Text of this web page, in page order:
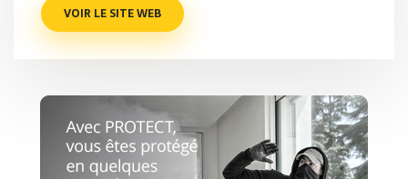
VOIR LE SITE WEB